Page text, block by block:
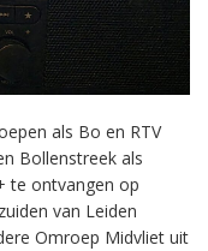
als Bo en RTV
Bollenstreek als
te ontvangen op
van Leiden
Omroep Midvliet uit